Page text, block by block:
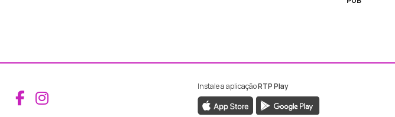
Aceder ao Facebook da RTP Madeira
Aceder ao Instagram da RTP Madeira
Instale a aplicaçãoRTP Play